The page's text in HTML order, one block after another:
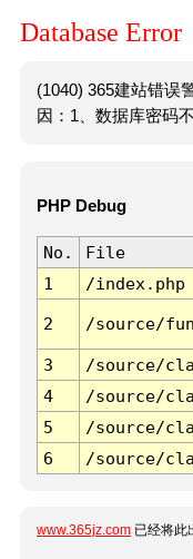
Database Error
(1040) 365建站错误
因：1、数据库密码
PHP Debug
No. File
1
/index.php
2 /source/
3 /source/
4
/source/
5
/source/
6
/source/
www.365jz.com 已经将此